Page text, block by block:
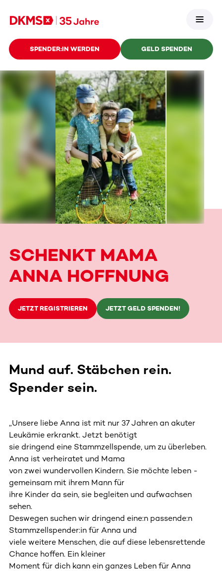
SPENDER:IN WERDEN GELD SPENDEN
SCHENKT MAMA
ANNA HOFFNUNG
JETZT REGISTRIEREN JETZT GELD SPENDEN!
Mund auf. Stäbchen rein.
Spender sein.
„Unsere liebe Anna ist mit nur 37 Jahren an akuter
Leukämie erkrankt. Jetzt benötigt
sie dringend eine Stammzellspende, um zu überleben.
Anna ist verheiratet und Mama
von zwei wundervollen Kindern. Sie möchte leben -
gemeinsam mit ihrem Mann für
ihre Kinder da sein, sie begleiten und aufwachsen
sehen.
Deswegen suchen wir dringend eine:n passende:n
Stammzellspender:in für Anna und
viele weitere Menschen, die auf diese lebensrettende
Chance hoffen. Ein kleiner
Moment für dich kann ein ganzes Leben für Anna